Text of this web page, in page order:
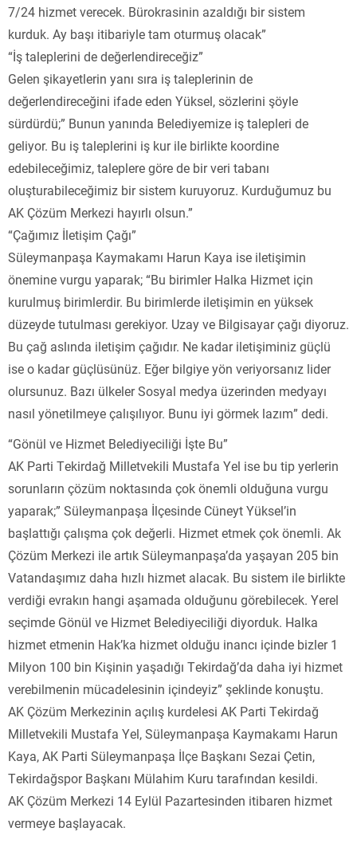
7/24 hizmet verecek. Bürokrasinin azaldığı bir sistem
kurduk. Ay başı itibariyle tam oturmuş olacak”
“İş taleplerini de değerlendireceğiz”
Gelen şikayetlerin yanı sıra iş taleplerinin de
değerlendireceğini ifade eden Yüksel, sözlerini şöyle
sürdürdü;” Bunun yanında Belediyemize iş talepleri de
geliyor. Bu iş taleplerini iş kur ile birlikte koordine
edebileceğimiz, taleplere göre de bir veri tabanı
oluşturabileceğimiz bir sistem kuruyoruz. Kurduğumuz bu
AK Çözüm Merkezi hayırlı olsun.”
“Çağımız İletişim Çağı”
Süleymanpaşa Kaymakamı Harun Kaya ise iletişimin
önemine vurgu yaparak; “Bu birimler Halka Hizmet için
kurulmuş birimlerdir. Bu birimlerde iletişimin en yüksek
düzeyde tutulması gerekiyor. Uzay ve Bilgisayar çağı diyoruz.
Bu çağ aslında iletişim çağıdır. Ne kadar iletişiminiz güçlü
ise o kadar güçlüsünüz. Eğer bilgiye yön veriyorsanız lider
olursunuz. Bazı ülkeler Sosyal medya üzerinden medyayı
nasıl yönetilmeye çalışılıyor. Bunu iyi görmek lazım” dedi.
“Gönül ve Hizmet Belediyeciliği İşte Bu”
AK Parti Tekirdağ Milletvekili Mustafa Yel ise bu tip yerlerin
sorunların çözüm noktasında çok önemli olduğuna vurgu
yaparak;” Süleymanpaşa İlçesinde Cüneyt Yüksel’in
başlattığı çalışma çok değerli. Hizmet etmek çok önemli. Ak
Çözüm Merkezi ile artık Süleymanpaşa’da yaşayan 205 bin
Vatandaşımız daha hızlı hizmet alacak. Bu sistem ile birlikte
verdiği evrakın hangi aşamada olduğunu görebilecek. Yerel
seçimde Gönül ve Hizmet Belediyeciliği diyorduk. Halka
hizmet etmenin Hak’ka hizmet olduğu inancı içinde bizler 1
Milyon 100 bin Kişinin yaşadığı Tekirdağ’da daha iyi hizmet
verebilmenin mücadelesinin içindeyiz” şeklinde konuştu.
AK Çözüm Merkezinin açılış kurdelesi AK Parti Tekirdağ
Milletvekili Mustafa Yel, Süleymanpaşa Kaymakamı Harun
Kaya, AK Parti Süleymanpaşa İlçe Başkanı Sezai Çetin,
Tekirdağspor Başkanı Mülahim Kuru tarafından kesildi.
AK Çözüm Merkezi 14 Eylül Pazartesinden itibaren hizmet
vermeye başlayacak.